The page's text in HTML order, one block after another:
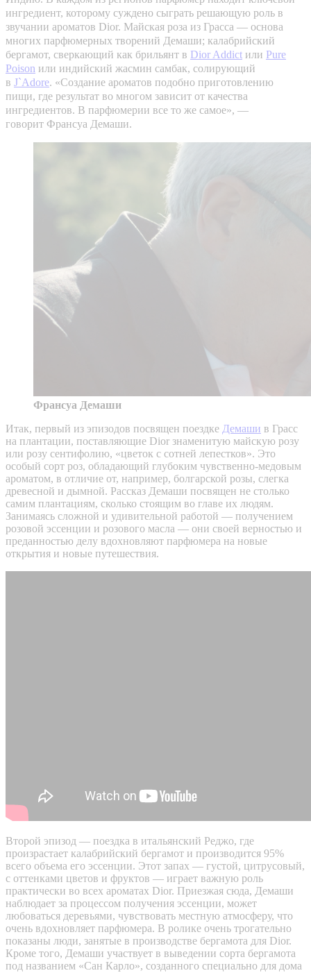
ингредиент, которому суждено сыграть решающую роль в
звучании ароматов Dior. Майская роза из Грасса — основа
многих парфюмерных творений Демаши; калабрийский
бергамот, сверкающий как брильянт в Dior Addict или Pure
Poison или индийский жасмин самбак, солирующий
в J`Adore. «Создание ароматов подобно приготовлению
пищи, где результат во многом зависит от качества
ингредиентов. В парфюмерии все то же самое», —
говорит Франсуа Демаши.
Франсуа Демаши
Итак, первый из эпизодов посвящен поездке Демаши в Грасс
на плантации, поставляющие Dior знаменитую майскую розу
или розу cентифолию, «цветок с сотней лепестков». Это
особый сорт роз, обладающий глубоким чувственно-медовым
ароматом, в отличие от, например, болгарской розы, слегка
древесной и дымной. Рассказ Демаши посвящен не столько
самим плантациям, сколько стоящим во главе их людям.
Занимаясь сложной и удивительной работой — получением
розовой эссенции и розового масла — они своей верностью и
преданностью делу вдохновляют парфюмера на новые
открытия и новые путешествия.
Второй эпизод — поездка в итальянский Реджо, где
произрастает калабрийский бергамот и производится 95%
всего объема его эссенции. Этот запах — густой, цитрусовый,
с оттенками цветов и фруктов — играет важную роль
практически во всех ароматах Dior. Приезжая сюда, Демаши
наблюдает за процессом получения эссенции, может
любоваться деревьями, чувствовать местную атмосферу, что
очень вдохновляет парфюмера. В ролике очень трогательно
показаны люди, занятые в производстве бергамота для Dior.
Кроме того, Демаши участвует в выведении сорта бергамота
под названием «Сан Карло», созданного специально для дома